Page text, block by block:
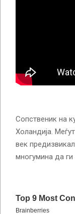
Сопственик на
Холандија.
век
многумина да